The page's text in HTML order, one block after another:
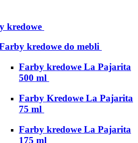
kredowe
kredowe do mebli
Farby kredowe La Pajarita
500 ml
Farby Kredowe La Pajarita
75 ml
Farby kredowe La Pajarita
175 ml